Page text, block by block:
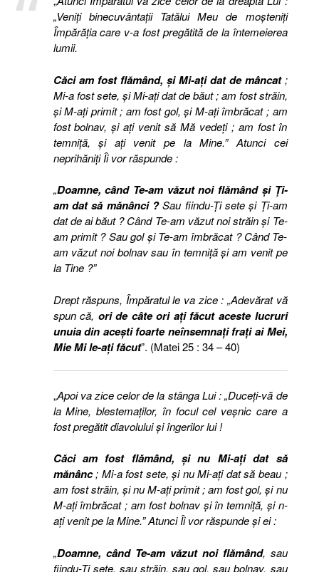
„Veniţi binecuvântaţii Tatălui Meu de moşteniţi
Împărăţia care v-a fost pregătită de la întemeierea
lumii.
Căci am fost flămând, şi Mi-aţi dat de mâncat;
Mi-a fost sete, şi Mi-aţi dat de băut ; am fost străin,
şi M-aţi primit ; am fost gol, şi M-aţi îmbrăcat ; am
fost bolnav, şi aţi venit să Mă vedeţi ; am fost în
temniţă, şi aţi venit pe la Mine.” Atunci cei
neprihăniţi Îi vor răspunde :
„Doamne, când Te-am văzut noi flămând şi Ţi-
am dat să mănânci ?Sau fiindu-Ţi sete şi Ţi-am
dat de ai băut ? Când Te-am văzut noi străin şi Te-
am primit ? Sau gol şi Te-am îmbrăcat ? Când Te-
am văzut noi bolnav sau în temniţă şi am venit pe
la Tine ?”
Drept răspuns, Împăratul le va zice : „Adevărat vă
spun că, ori de câte ori aţi făcut aceste lucruri
unuia din aceşti foarte neînsemnaţi fraţi ai Mei,
Mie Mi le-aţi făcut”. (Matei 25 : 34 – 40)
„Apoi va zice celor de la stânga Lui : „Duceţi-vă de
la Mine, blestemaţilor, în focul cel veşnic care a
fost pregătit diavolului şi îngerilor lui !
Căci am fost flămând, şi nu Mi-aţi dat să
mănânc; Mi-a fost sete, şi nu Mi-aţi dat să beau ;
am fost străin, şi nu M-aţi primit ; am fost gol, şi nu
M-aţi îmbrăcat ; am fost bolnav şi în temniţă, şi n-
aţi venit pe la Mine.” Atunci Îi vor răspunde şi ei :
„Doamne, când Te-am văzut noi flămând, sau
fiindu-Ţi sete, sau străin, sau gol, sau bolnav, sau